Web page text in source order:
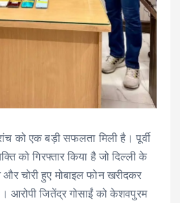
को एक बड़ी सफलता मिली है। पूर्वी
को गिरफ्तार किया है जो दिल्ली के
चोरी हुए मोबाइल फोन खरीदकर
आरोपी जितेंद्र गोसाईं को केशवपुरम